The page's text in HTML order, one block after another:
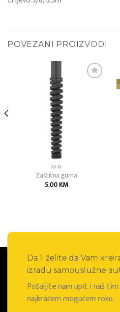
POVEZANI PROIZVODI
R+M
Zaštitna guma
5,00KM
Da li želite da Vam
izradu samouslužne
Pošaljite nam upit i naš
najkraćem mogućem roku.